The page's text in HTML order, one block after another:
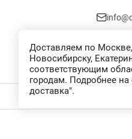
Доставляем по Москве,
Новосибирску,
соответствующим
городам. Подробнее на
доставка".